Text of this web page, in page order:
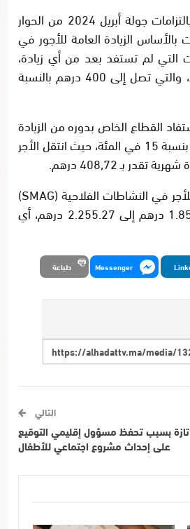
وتندرج هذه الزيادة، حسب المصدر ذاته، في إطار وفاء الحكومة بالتزامات جولة أبريل 2024 من الحوار
الزيادة العامة للأجور في
التي لم تستفد بعد من أي زيادة،
وتخفيض الضريبة على الدخل IR بالنسبة لجميع الموظفين والأجراء، والتي تصل إلى 400 درهم بالنسبة
القطاع الخاص بدوره من الزيادة
في الحد الأدنى القانوني للأجر في النشاطات غير الفلاحية (SMIG) بنسبة 15 في المئة، حيث انتقل الأجر
وأوضحت المصادر عينها أنه تمت الزيادة في الحد الأدنى القانوني للأجر في النشاطات الفلاحية (SMAG)
بنسبة 20 في المئة، حيث انتقل الأجر الصافي الشهري من 1.859,79 درهم إلى 2.255.27 درهم، أي
Messenger طباعة
التالي
بسبب تحفظ مسؤول إقليمي التوقيع
على إحداث مشروع اجتماعي للأطفال